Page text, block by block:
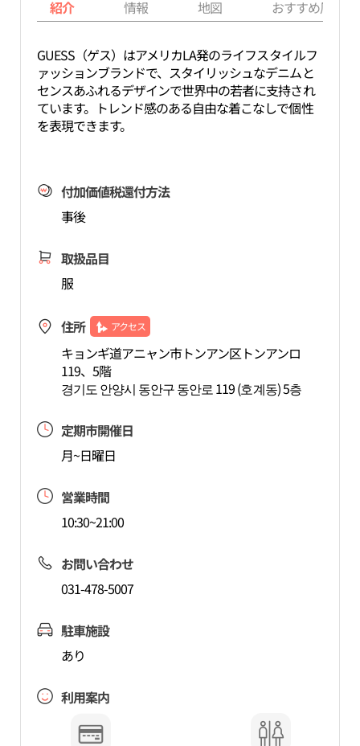
紹介 情報 地図 おすすめ周辺
GUESS（ゲス）はアメリカLA発のライフスタイルフ
ァッションブランドで、スタイリッシュなデニムと
センスあふれるデザインで世界中の若者に支持され
ています。トレンド感のある自由な着こなしで個性
を表現できます。
付加価値税還付方法
事後
取扱品目
服
住所 アクセス
キョンギ道アニャン市トンアン区トンアンロ
119、5階
경기도 안양시 동안구 동안로 119 (호계동) 5층
定期市開催日
月~日曜日
営業時間
10:30~21:00
お問い合わせ
031-478-5007
駐車施設
あり
利用案内